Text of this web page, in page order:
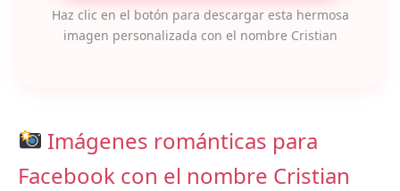
Haz clic en el botón para descargar esta hermosa
imagen personalizada con el nombre Cristian
Imágenes románticas para
Facebook con el nombre Cristian